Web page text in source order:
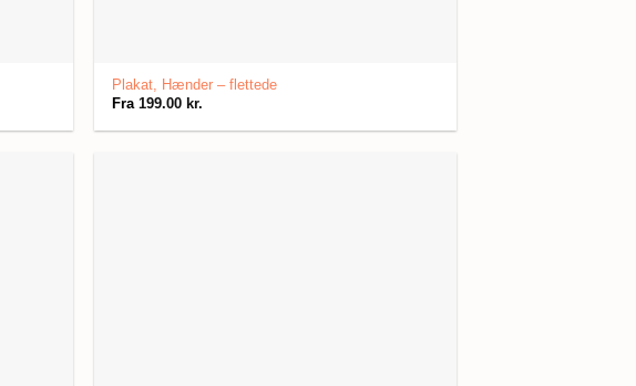
Plakat, Hænder – flettede
Fra 199.00 kr.